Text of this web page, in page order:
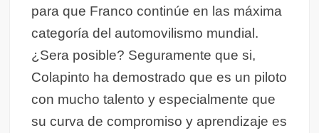
para que Franco continúe en las máxima
categoría del automovilismo mundial.
¿Sera posible? Seguramente que si,
Colapinto ha demostrado que es un piloto
con mucho talento y especialmente que
su curva de compromiso y aprendizaje es